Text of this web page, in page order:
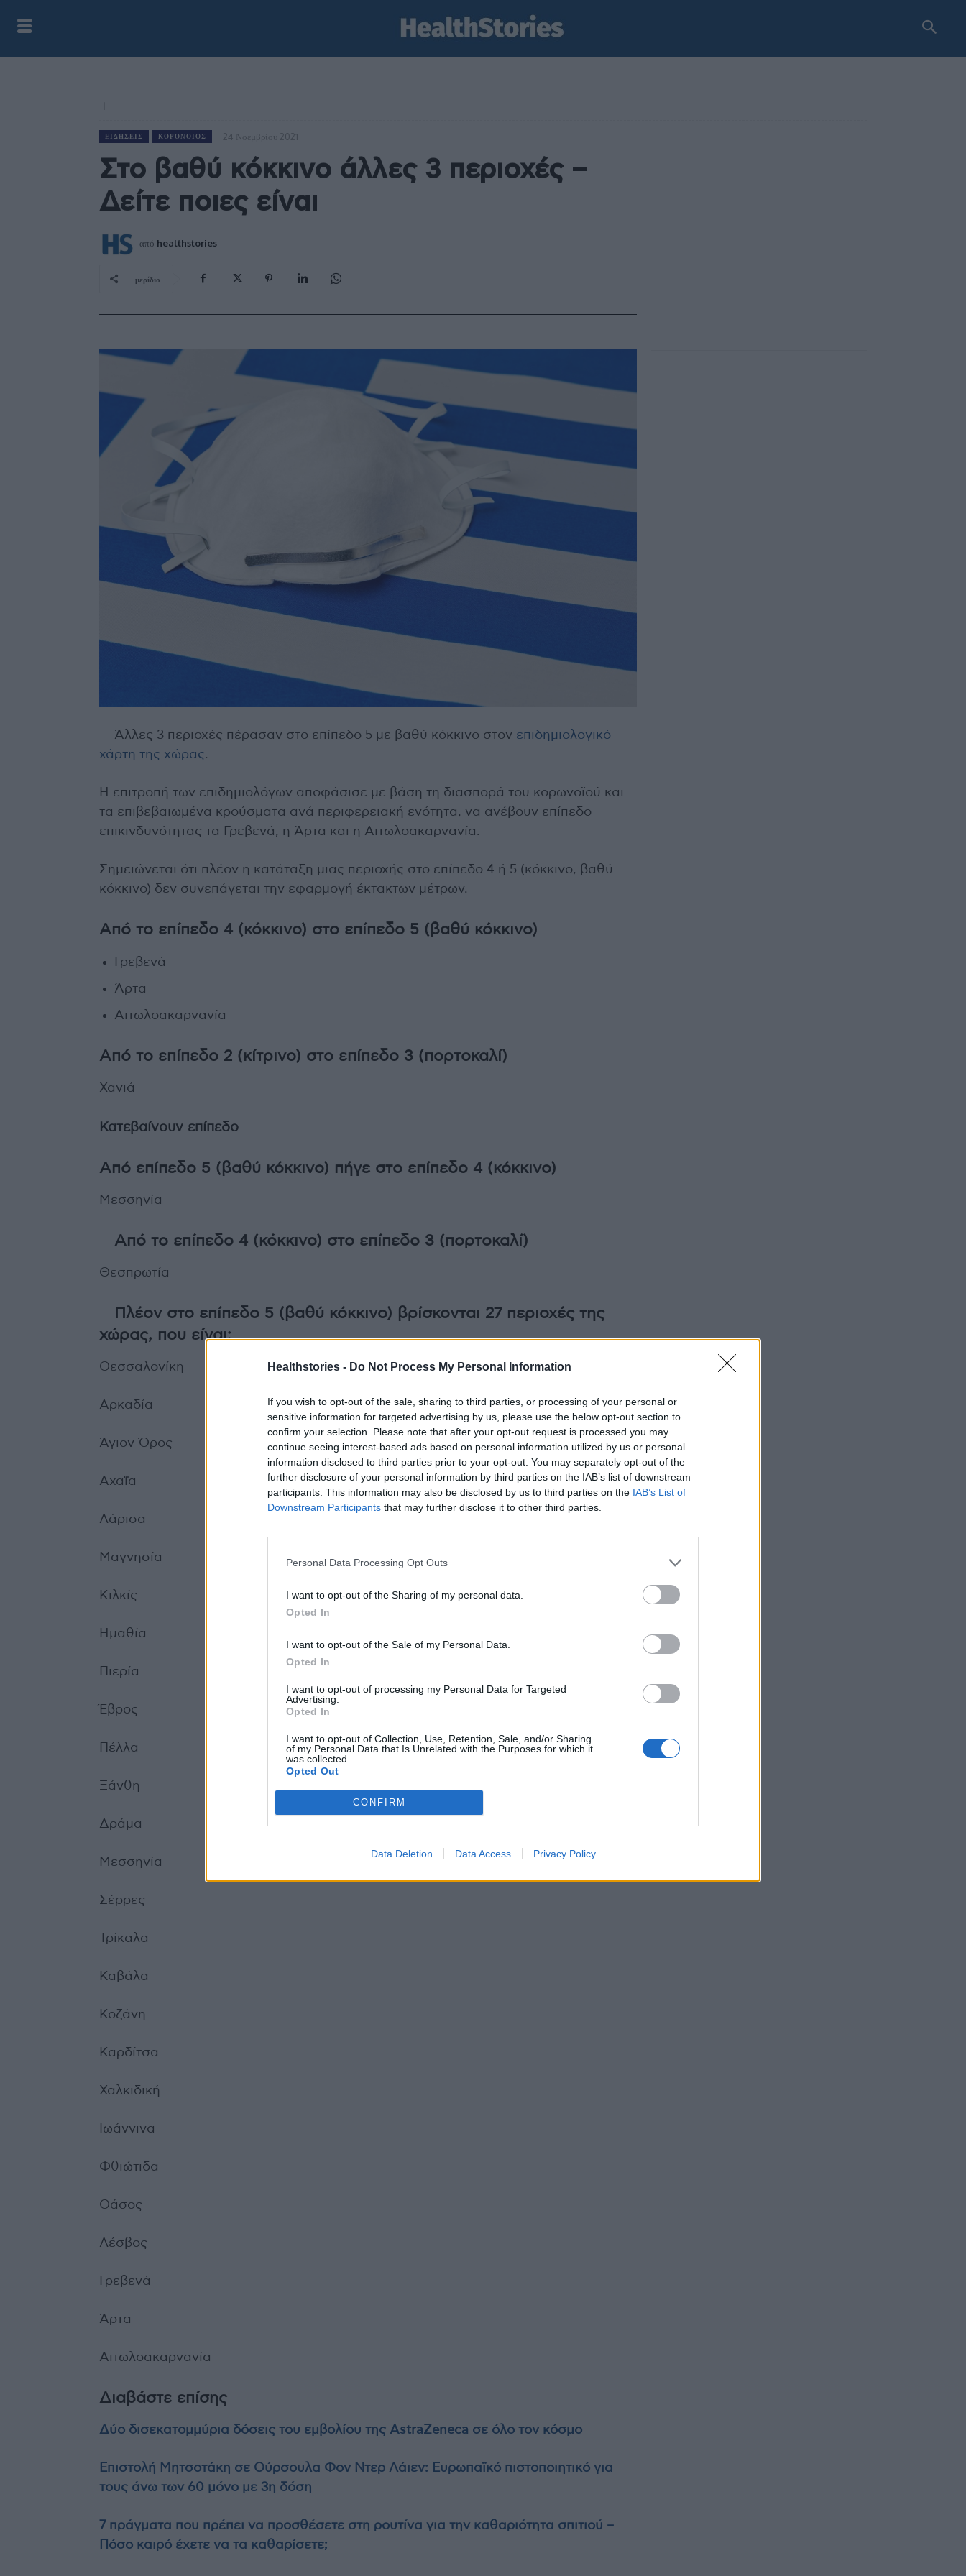
Healthstories - Do Not Process My Personal Information
If you wish to opt-out of the sale, sharing to third parties, or processing of your personal or
sensitive information for targeted advertising by us, please use the below opt-out section to
confirm your selection. Please note that after your opt-out request is processed you may
continue seeing interest-based ads based on personal information utilized by us or personal
information disclosed to third parties prior to your opt-out. You may separately opt-out of the
further disclosure of your personal information by third parties on the IAB’s list of downstream
participants. This information may also be disclosed by us to third parties on the IAB’s List of
Downstream Participants that may further disclose it to other third parties.
Personal Data Processing Opt Outs
I want to opt-out of the Sharing of my personal data.
Opted In
I want to opt-out of the Sale of my Personal Data.
Opted In
I want to opt-out of processing my Personal Data for Targeted
Advertising.
Opted In
I want to opt-out of Collection, Use, Retention, Sale, and/or Sharing
of my Personal Data that Is Unrelated with the Purposes for which it
was collected.
Opted Out
CONFIRM
Data Deletion Data Access Privacy Policy
ΕΙΔΉΣΕΙΣ ΚΟΡΟΝΟΙΌΣ 24 Νοεμβρίου 2021
Στο βαθύ κόκκινο άλλες 3 περιοχές –
Δείτε ποιες είναι
από healthstories
μερίδιο
Άλλες 3 περιοχές πέρασαν στο επίπεδο 5 με βαθύ κόκκινο στον επιδημιολογικό
χάρτη της χώρας.
Η επιτροπή των επιδημιολόγων αποφάσισε με βάση τη διασπορά του κορωνοϊού και
τα επιβεβαιωμένα κρούσματα ανά περιφερειακή ενότητα, να ανέβουν επίπεδο
επικινδυνότητας τα Γρεβενά, η Άρτα και η Αιτωλοακαρνανία.
Σημειώνεται ότι πλέον η κατάταξη μιας περιοχής στο επίπεδο 4 ή 5 (κόκκινο, βαθύ
κόκκινο) δεν συνεπάγεται την εφαρμογή έκτακτων μέτρων.
Από το επίπεδο 4 (κόκκινο) στο επίπεδο 5 (βαθύ κόκκινο)
Γρεβενά
Άρτα
Αιτωλοακαρνανία
Από το επίπεδο 2 (κίτρινο) στο επίπεδο 3 (πορτοκαλί)
Χανιά
Κατεβαίνουν επίπεδο
Από επίπεδο 5 (βαθύ κόκκινο) πήγε στο επίπεδο 4 (κόκκινο)
Μεσσηνία
Από το επίπεδο 4 (κόκκινο) στο επίπεδο 3 (πορτοκαλί)
Θεσπρωτία
Πλέον στο επίπεδο 5 (βαθύ κόκκινο) βρίσκονται 27 περιοχές της
χώρας, που είναι:
Θεσσαλονίκη
Αρκαδία
Άγιον Όρος
Αχαΐα
Λάρισα
Μαγνησία
Κιλκίς
Ημαθία
Πιερία
Έβρος
Πέλλα
Ξάνθη
Δράμα
Μεσσηνία
Σέρρες
Τρίκαλα
Καβάλα
Κοζάνη
Καρδίτσα
Χαλκιδική
Ιωάννινα
Φθιώτιδα
Θάσος
Λέσβος
Γρεβενά
Άρτα
Αιτωλοακαρνανία
Διαβάστε επίσης
Δύο δισεκατομμύρια δόσεις του εμβολίου της AstraZeneca σε όλο τον κόσμο
Επιστολή Μητσοτάκη σε Ούρσουλα Φον Ντερ Λάιεν: Ευρωπαϊκό πιστοποιητικό για
τους άνω των 60 μόνο με 3η δόση
7 πράγματα που πρέπει να προσθέσετε στη ρουτίνα για την καθαριότητα σπιτιού –
Πόσο καιρό έχετε να τα καθαρίσετε;